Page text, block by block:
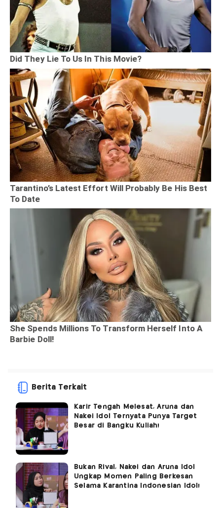
Berita Terkait
Karir Tengah Melesat, Aruna dan
Nakei Idol Ternyata Punya Target
Besar di Bangku Kuliah!
Bukan Rival, Nakei dan Aruna Idol
Ungkap Momen Paling Berkesan
Selama Karantina Indonesian Idol!